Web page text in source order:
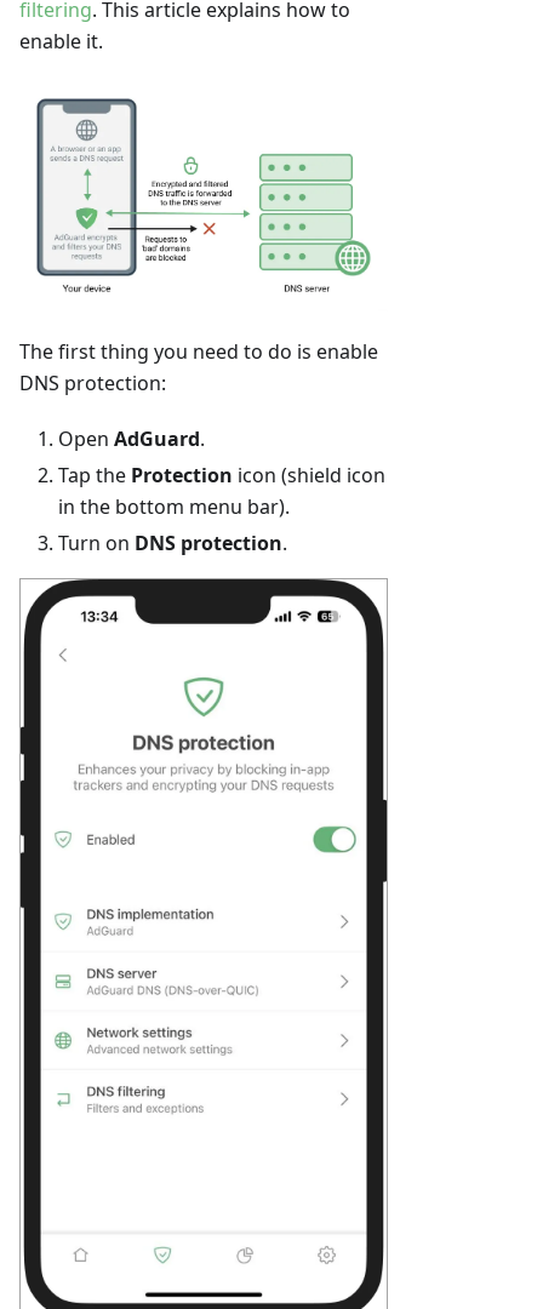
filtering. This article explains how to
enable it.
The first thing you need to do is enable
DNS protection:
Open AdGuard.
Tap the Protection icon (shield icon
in the bottom menu bar).
Turn on DNS protection.